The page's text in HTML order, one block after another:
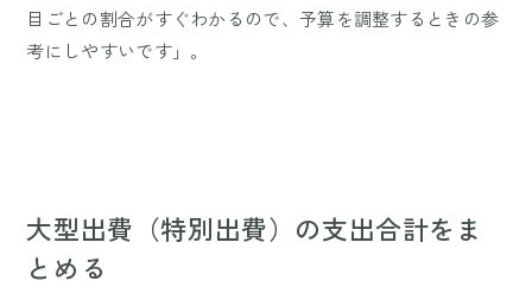
目ごとの割合がすぐわかるので、予算を調整するときの参
考にしやすいです」。
大型出費（特別出費）の支出合計をま
とめる